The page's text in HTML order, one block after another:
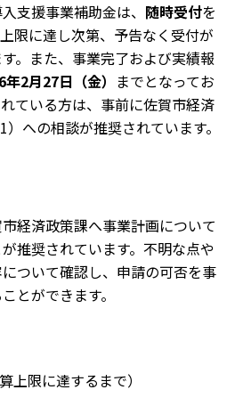
支援事業補助金は、 随時受付を
限に達し次第、予告なく受付が
。また、事業完了および実績報
年2月27日（金） までとなってお
ている方は、事前に佐賀市経済
への相談が推奨されています。
経済政策課へ事業計画について
推奨されています。不明な点や
ついて確認し、申請の可否を事
とができます。
上限に達するまで）